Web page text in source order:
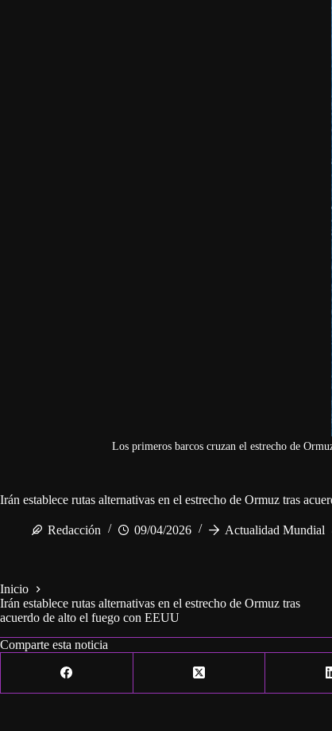
Los primeros barcos cruzan el estrecho de
Irán establece rutas alternativas en el estrecho de Ormuz tras
Redacción 09/04/2026 Actualidad Mundial
Inicio
Irán establece rutas alternativas en el estrecho de Ormuz tras
acuerdo de alto el fuego con EEUU
Comparte esta noticia